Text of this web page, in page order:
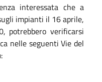
interessata che a
impianti il 16 aprile,
potrebbero verificarsi
nelle seguenti Vie del